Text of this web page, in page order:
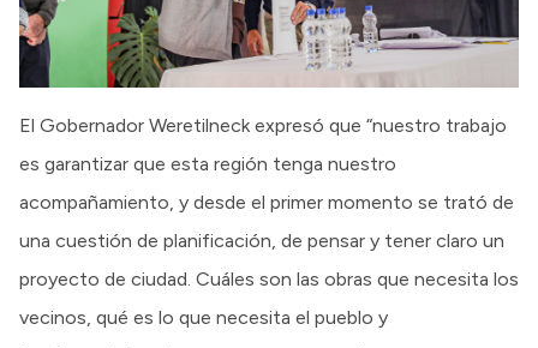
El Gobernador Weretilneck expresó que “nuestro trabajo
es garantizar que esta región tenga nuestro
acompañamiento, y desde el primer momento se trató de
una cuestión de planificación, de pensar y tener claro un
proyecto de ciudad. Cuáles son las obras que necesita los
vecinos, qué es lo que necesita el pueblo y